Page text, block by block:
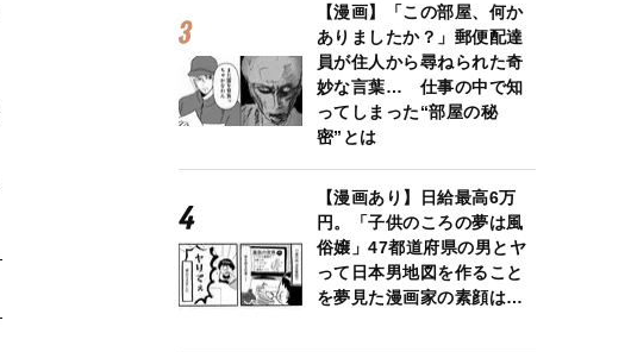
【漫画】「この部屋、何か
ありましたか？」郵便配達
員が住人から尋ねられた奇
妙な言葉… 仕事の中で知
ってしまった“部屋の秘
密”とは
【漫画あり】日給最高6万
円。「子供のころの夢は風
俗嬢」47都道府県の男とヤ
って日本男地図を作ること
を夢見た漫画家の素顔は…